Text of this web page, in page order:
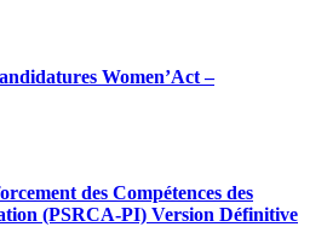
Women’Act –
des Compétences des
(PSRCA-PI) Version Définitive